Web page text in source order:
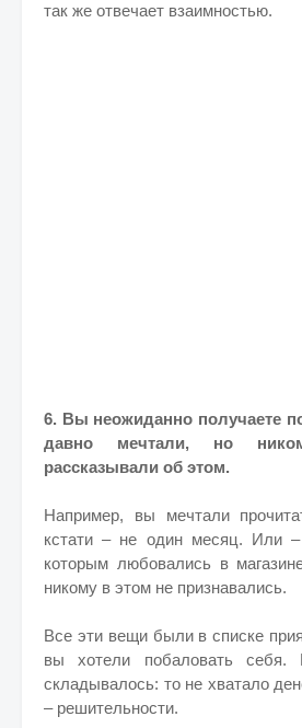
так же отвечает взаимностью.
6. Вы неожиданно получаете
давно мечтали, но
рассказывали об этом.
Например, вы мечтали
кстати – не один месяц. Или
которым любовались в
никому в этом не признавались.
Все эти вещи были в списке
вы хотели побаловать
складывалось: то не хватало
– решительности.